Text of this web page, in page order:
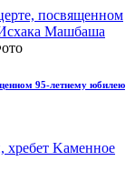
95-летнему юбилею